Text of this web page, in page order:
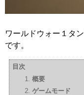
ワールドウォー１タ
です。
目次
概要
ゲームモード